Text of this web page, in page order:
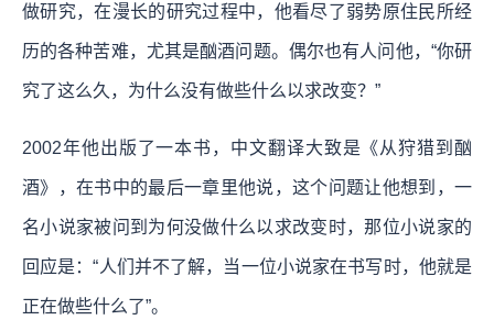
做研究，在漫长的研究过程中，他看尽了弱势原住民所经
历的各种苦难，尤其是酗酒问题。偶尔也有人问他，“你研
究了这么久，为什么没有做些什么以求改变？”
2002年他出版了一本书，中文翻译大致是《从狩猎到酗
酒》，在书中的最后一章里他说，这个问题让他想到，一
名小说家被问到为何没做什么以求改变时，那位小说家的
回应是：“人们并不了解，当一位小说家在书写时，他就是
正在做些什么了”。